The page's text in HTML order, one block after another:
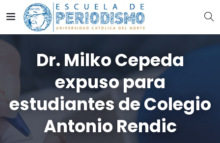
Dr. Milko Cepeda
expuso para
estudiantes de Colegio
Antonio Rendic